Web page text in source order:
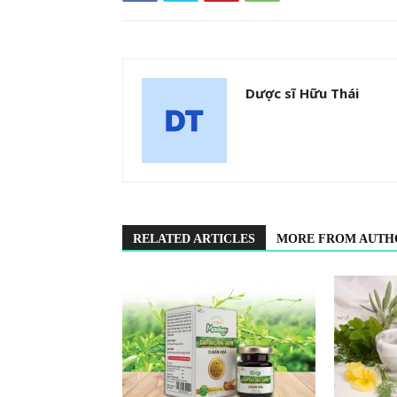
Dược sĩ Hữu Thái
RELATED ARTICLES MORE FROM